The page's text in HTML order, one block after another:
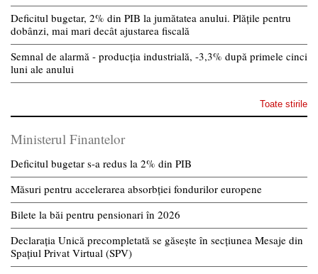
Deficitul bugetar, 2% din PIB la jumătatea anului. Plățile pentru
dobânzi, mai mari decât ajustarea fiscală
Semnal de alarmă - producția industrială, -3,3% după primele cinci
luni ale anului
Toate stirile
Ministerul Finantelor
Deficitul bugetar s-a redus la 2% din PIB
Măsuri pentru accelerarea absorbției fondurilor europene
Bilete la băi pentru pensionari în 2026
Declarația Unică precompletată se găsește în secțiunea Mesaje din
Spațiul Privat Virtual (SPV)